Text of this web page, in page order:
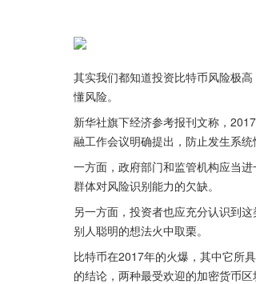
其实我们都知道投资比特币风险极
懂风险。
新华社旗下经济参考报刊文称，
融工作会议明确提出，防止发生系统
一方面，政府部门和监管机构应当
群体对风险识别能力的欠缺。
另一方面，投资者也应充分认识到
别人聪明的想法火中取栗。
比特币在2017年的火爆，其中它所
的结论，两种最受欢迎的加密货币